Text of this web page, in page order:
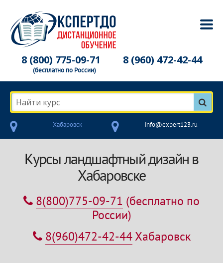
8 (800) 775-09-71
(бесплатно по России)
8 (960) 472-42-44
Найти курс
Хабаровск info@expert123.ru
Курсы ландшафтный дизайн в
Хабаровске
8(800)775-09-71 (бесплатно по
России)
8(960)472-42-44Хабаровск